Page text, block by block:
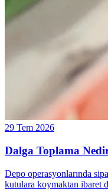
29 Tem 2026
Dalga Toplama
Depo operasyonlarında
kutulara koymaktan ibaret